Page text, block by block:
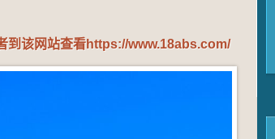
到该网站查看https://www.18abs.com/